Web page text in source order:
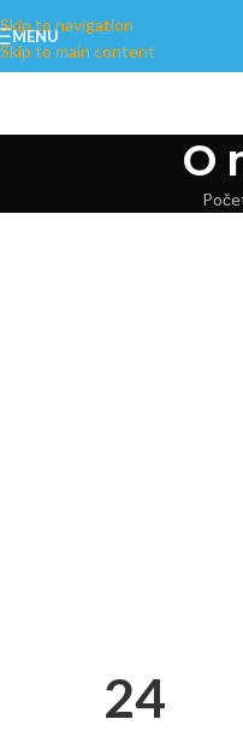
Skip to navigation
Skip to main content
MENU
O
24